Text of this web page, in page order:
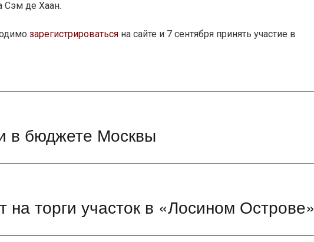
Сэм де Хаан.
зарегистрироваться на сайте и 7 сентября принять участие в
в бюджете Москвы
торги участок в «Лосином Острове»